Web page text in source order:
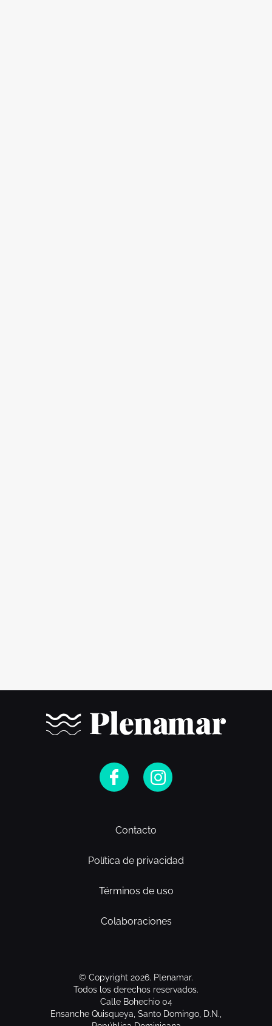
Contacto
Política de privacidad
Términos de uso
Colaboraciones
© Copyright 2026. Plenamar.
Todos los derechos reservados.
Calle Bohechio 04
Ensanche Quisqueya, Santo Domingo, D.N.,